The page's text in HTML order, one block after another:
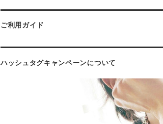
ご利用ガイド
ハッシュタグキャンペーンについて